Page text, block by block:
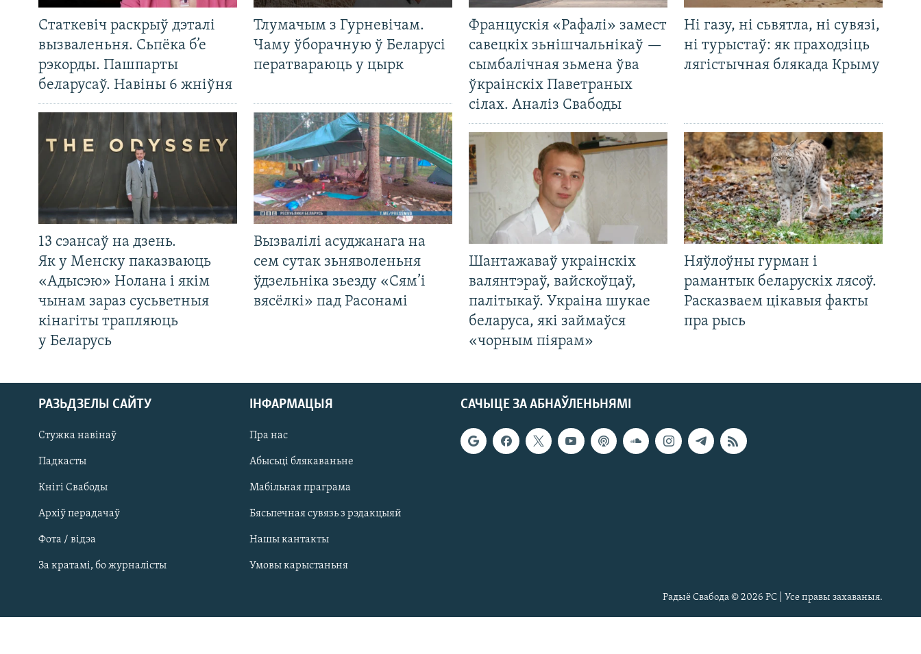
САЧЫЦЕ ЗА АБНАЎЛЕНЬНЯМІ
Статкевіч раскрыў дэталі
вызваленьня. Сьпёка б’е
рэкорды. Пашпарты
беларусаў. Навіны 6 жніўня
Тлумачым з Гурневічам.
Чаму ўборачную ў Беларусі
ператвараюць у цырк
13 сэансаў на дзень.
Як у Менску паказваюць
«Адысэю» Нолана і якім
чынам зараз сусьветныя
кінагіты трапляюць
у Беларусь
Вызвалілі асуджанага на
сем сутак зьняволеньня
ўдзельніка зьезду «Сям’і
вясёлкі» пад Расонамі
Францускія «Рафалі» замест
савецкіх зьнішчальнікаў —
сымбалічная зьмена ўва
ўкраінскіх Паветраных
сілах. Аналіз Свабоды
Ні газу, ні сьвятла, ні сувязі,
ні турыстаў: як праходзіць
лягістычная блякада Крыму
Шантажаваў украінскіх
валянтэраў, вайскоўцаў,
палітыкаў. Украіна шукае
беларуса, які займаўся
«чорным піярам»
Няўлоўны гурман і
рамантык беларускіх лясоў.
Расказваем цікавыя факты
пра рысь
САЧЫЦЕ ЗА АБНАЎЛЕНЬНЯМІ
РАЗЬДЗЕЛЫ САЙТУ
Стужка навінаў
Падкасты
Кнігі Свабоды
Архіў перадачаў
Фота / відэа
За кратамі, бо журналісты
ІНФАРМАЦЫЯ
Пра нас
Абысьці блякаваньне
Мабільная праграма
Бясьпечная сувязь з рэдакцыяй
Нашы кантакты
Умовы карыстаньня
Радыё Свабода © 2026 РС | Усе правы захаваныя.